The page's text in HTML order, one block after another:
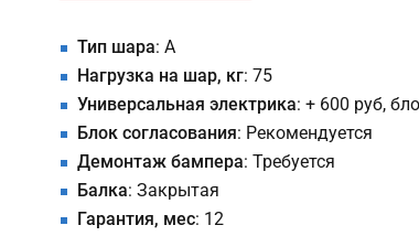
Тип шара: A
Нагрузка на шар, кг: 75
Универсальная электрика: + 600 руб,
Блок согласования: Рекомендуется
Демонтаж бампера: Требуется
Балка: Закрытая
Гарантия, мес: 12